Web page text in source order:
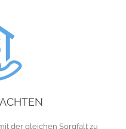
der gleichen Sorgfalt zu